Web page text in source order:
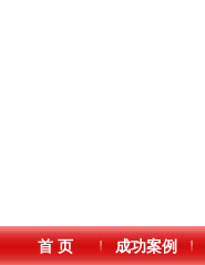
首 页 成功案例